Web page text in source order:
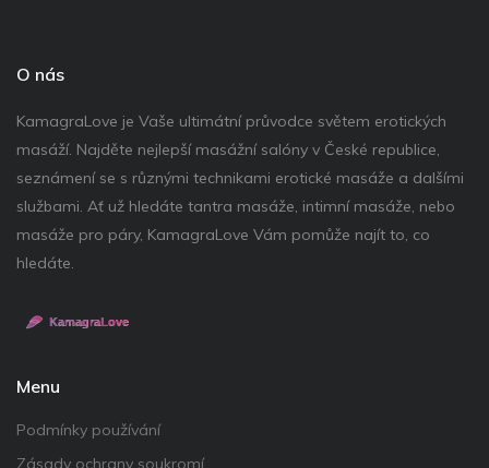
O nás
KamagraLove je Vaše ultimátní průvodce světem erotických
masáží. Najděte nejlepší masážní salóny v České republice,
seznámení se s různými technikami erotické masáže a dalšími
službami. Ať už hledáte tantra masáže, intimní masáže, nebo
masáže pro páry, KamagraLove Vám pomůže najít to, co
hledáte.
Menu
Podmínky používání
Zásady ochrany soukromí